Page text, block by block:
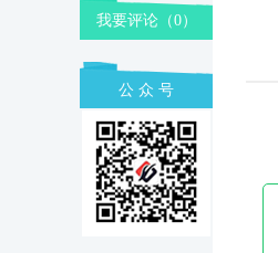
我要评论（0）
公 众 号